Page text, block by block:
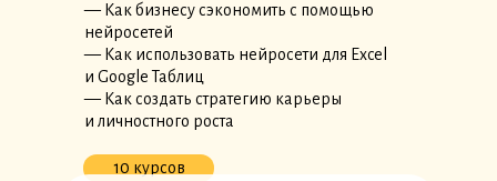
— Как бизнесу сэкономить с помощью
нейросетей
— Как использовать нейросети для Excel
и Google Таблиц
— Как создать стратегию карьеры
и личностного роста
10 курсов